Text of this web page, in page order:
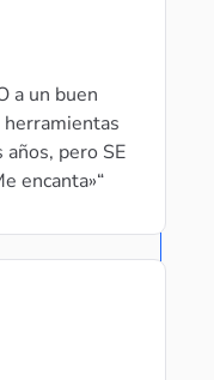
a un buen
pero SE
encanta»